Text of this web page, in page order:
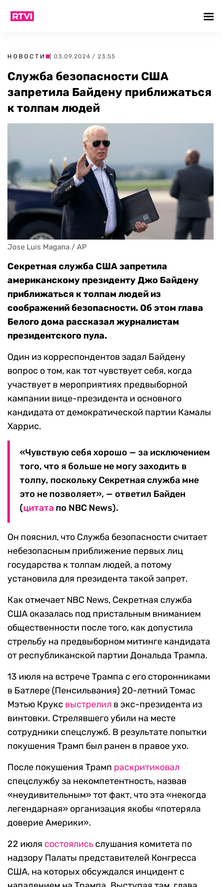
НОВОСТИ | 03.09.2024 / 23:55
Служба безопасности США
запретила Байдену приближаться
к толпам людей
Jose Luis Magana / AP
Секретная служба США запретила
американскому президенту Джо Байдену
приближаться к толпам людей из
соображений безопасности. Об этом глава
Белого дома рассказал журналистам
президентского пула.
Один из корреспондентов задал Байдену
вопрос о том, как тот чувствует себя, когда
участвует в мероприятиях предвыборной
кампании вице-президента и основного
кандидата от демократической партии Камалы
Харрис.
«Чувствую себя хорошо — за исключением
того, что я больше не могу заходить в
толпу, поскольку Секретная служба мне
это не позволяет», — ответил Байден
(цитата по NBC News).
Он пояснил, что Служба безопасности считает
небезопасным приближение первых лиц
государства к толпам людей, а потому
установила для президента такой запрет.
Как отмечает NBC News, Секретная служба
США оказалась под пристальным вниманием
общественности после того, как допустила
стрельбу на предвыборном митинге кандидата
от республиканской партии Дональда Трампа.
13 июля на встрече Трампа с его сторонниками
в Батлере (Пенсильвания) 20-летний Томас
Мэтью Крукс выстрелил в экс-президента из
винтовки. Стрелявшего убили на месте
сотрудники спецслужб. В результате попытки
покушения Трамп был ранен в правое ухо.
После покушения Трамп раскритиковал
спецслужбу за некомпетентность, назвав
«неудивительным» тот факт, что эта «некогда
легендарная» организация якобы «потеряла
доверие Америки».
22 июля состоялись слушания комитета по
надзору Палаты представителей Конгресса
США, на которых обсуждался инцидент с